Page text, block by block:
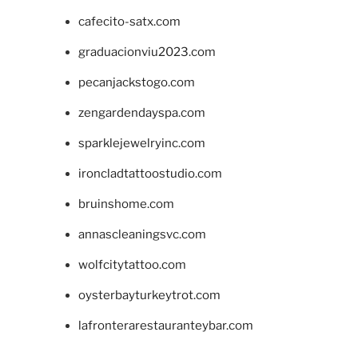
cafecito-satx.com
graduacionviu2023.com
pecanjackstogo.com
zengardendayspa.com
sparklejewelryinc.com
ironcladtattoostudio.com
bruinshome.com
annascleaningsvc.com
wolfcitytattoo.com
oysterbayturkeytrot.com
lafronterarestauranteybar.com